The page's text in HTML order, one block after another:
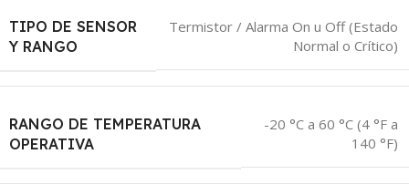
TIPO DE SENSOR
Y RANGO
Termistor / Alarma On u Off (Estado
Normal o Crítico)
RANGO DE TEMPERATURA
OPERATIVA
-20 °C a 60 °C (4 °F a
140 °F)